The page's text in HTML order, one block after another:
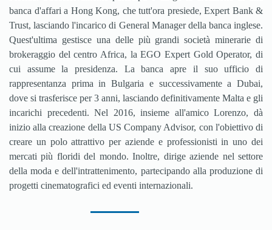
banca d'affari a Hong Kong, che tutt'ora presiede, Expert Bank &
Trust, lasciando l'incarico di General Manager della banca inglese.
Quest'ultima gestisce una delle più grandi società minerarie di
brokeraggio del centro Africa, la EGO Expert Gold Operator, di
cui assume la presidenza. La banca apre il suo ufficio di
rappresentanza prima in Bulgaria e successivamente a Dubai,
dove si trasferisce per 3 anni, lasciando definitivamente Malta e gli
incarichi precedenti. Nel 2016, insieme all'amico Lorenzo, dà
inizio alla creazione della US Company Advisor, con l'obiettivo di
creare un polo attrattivo per aziende e professionisti in uno dei
mercati più floridi del mondo. Inoltre, dirige aziende nel settore
della moda e dell'intrattenimento, partecipando alla produzione di
progetti cinematografici ed eventi internazionali.